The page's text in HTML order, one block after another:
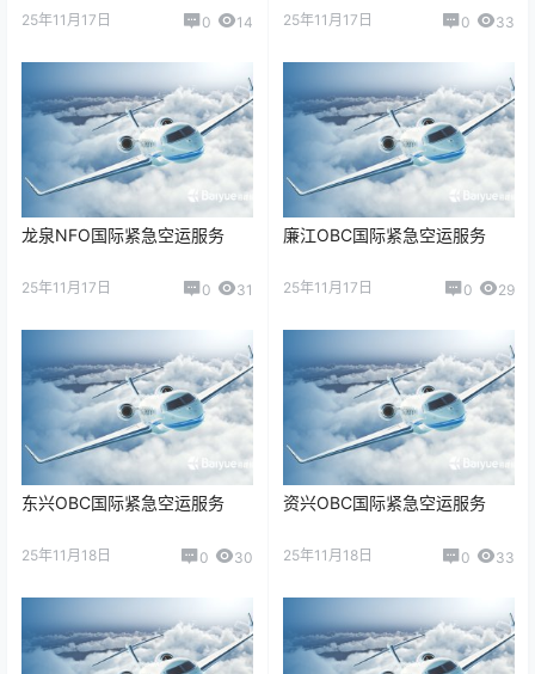
25年11月17日 0 14 25年11月17日 0 33
龙泉NFO国际紧急空运服务
25年11月17日 0 31
廉江OBC国际紧急空运服务
25年11月17日 0 29
东兴OBC国际紧急空运服务
25年11月18日 0 30
资兴OBC国际紧急空运服务
25年11月18日 0 33